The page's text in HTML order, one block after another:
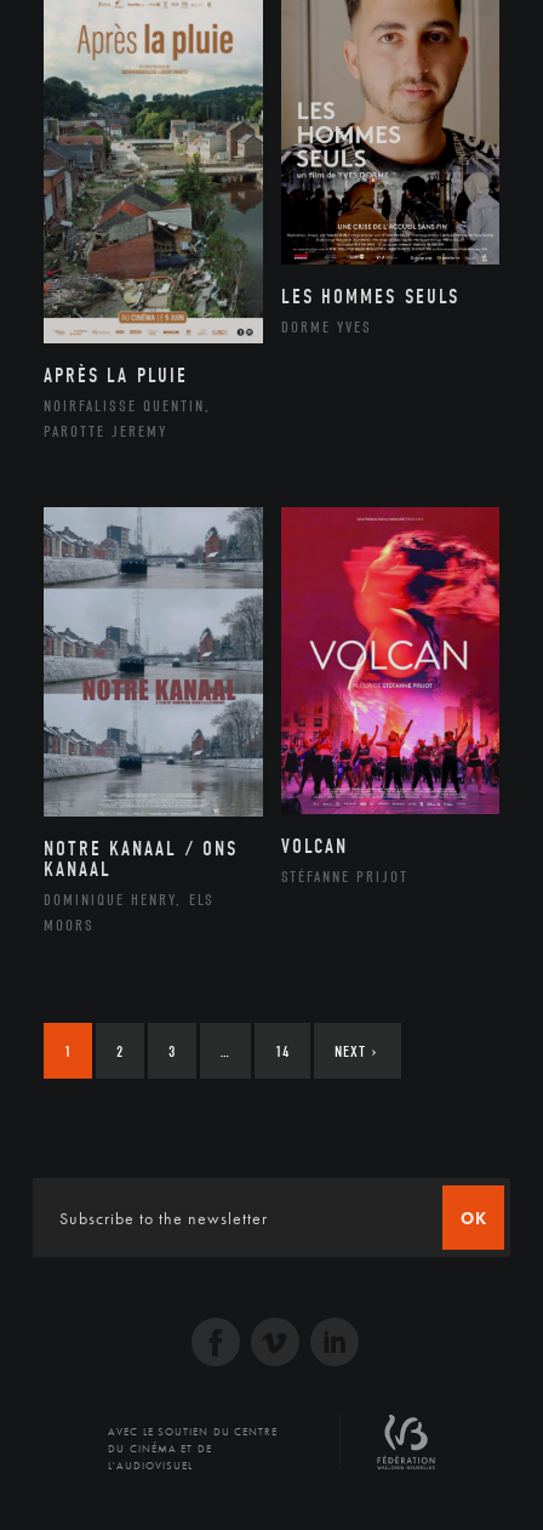
APRÈS LA PLUIE
NOIRFALISSE QUENTIN,
PAROTTE JEREMY
LES HOMMES SEULS
DORME YVES
NOTRE KANAAL / ONS
KANAAL
DOMINIQUE HENRY, ELS
MOORS
VOLCAN
STÉFANNE PRIJOT
1 2 3 … 14 NEXT ›
OK
AVEC LE SOUTIEN DU CENTRE
DU CINÉMA ET DE
L'AUDIOVISUEL